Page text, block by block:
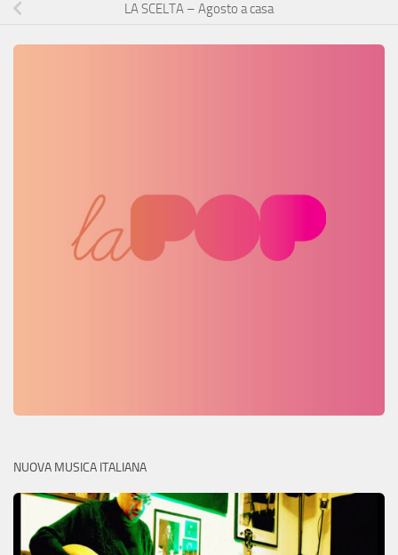
LA SCELTA – Agosto a casa
NUOVA MUSICA ITALIANA